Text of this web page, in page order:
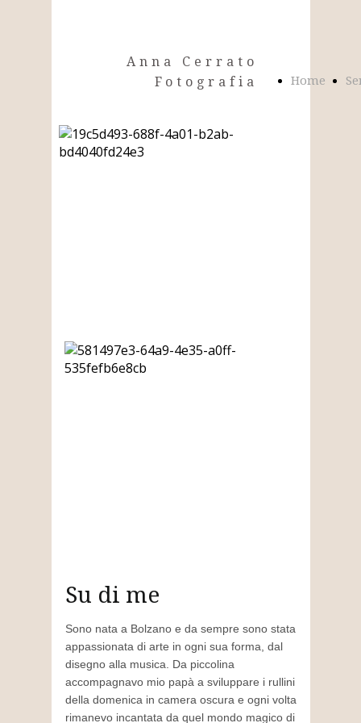
Anna Cerrato
Fotografia
Home
Su di me
Sono nata a Bolzano e da sempre sono stata
appassionata di arte in ogni sua forma, dal
disegno alla musica. Da piccolina
accompagnavo mio papà a sviluppare i rullini
della domenica in camera oscura e ogni volta
rimanevo incantata da quel mondo magico di